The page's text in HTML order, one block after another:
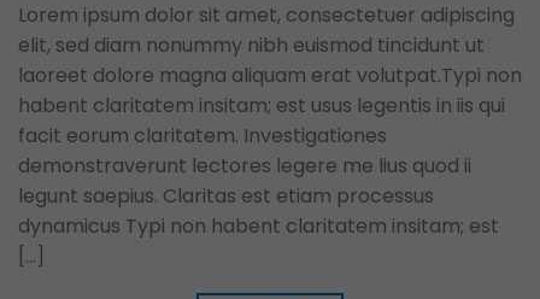
Lorem ipsum dolor sit amet, consectetuer adipiscing
elit, sed diam nonummy nibh euismod tincidunt ut
laoreet dolore magna aliquam erat volutpat.Typi non
habent claritatem insitam; est usus legentis in iis qui
facit eorum claritatem. Investigationes
demonstraverunt lectores legere me lius quod ii
legunt saepius. Claritas est etiam processus
dynamicus Typi non habent claritatem insitam; est
[…]